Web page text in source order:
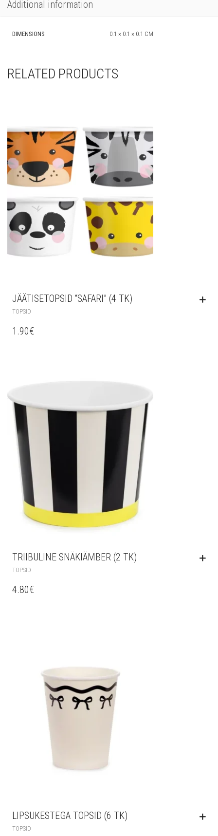
Additional information
DIMENSIONS 0.1 × 0.1 × 0.1 CM
RELATED PRODUCTS
JÄÄTISETOPSID “SAFARI” (4 TK)
TOPSID
1.90€
TRIIBULINE SNÄKIÄMBER (2 TK)
TOPSID
4.80€
LIPSUKESTEGA TOPSID (6 TK)
TOPSID